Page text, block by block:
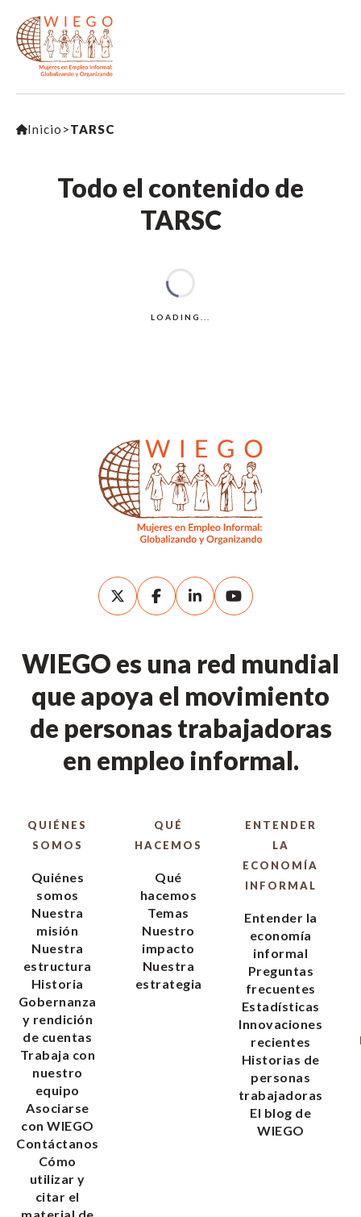
Inicio >TARSC
Todo el contenido de
TARSC
WIEGO es una red mundial
que apoya el movimiento
de personas trabajadoras
en empleo informal.
QUIÉNES
SOMOS
Quiénes
somos
Nuestra
misión
Nuestra
estructura
Historia
Gobernanza
y rendición
de cuentas
Trabaja con
nuestro
equipo
Asociarse
con WIEGO
Contáctanos
Cómo
utilizar y
citar el
QUÉ
HACEMOS
Qué
hacemos
Temas
Nuestro
impacto
Nuestra
estrategia
ENTENDER
LA
ECONOMÍA
INFORMAL
Entender la
economía
informal
Preguntas
frecuentes
Estadísticas
Innovaciones
recientes
Historias de
personas
trabajadoras
El blog de
WIEGO